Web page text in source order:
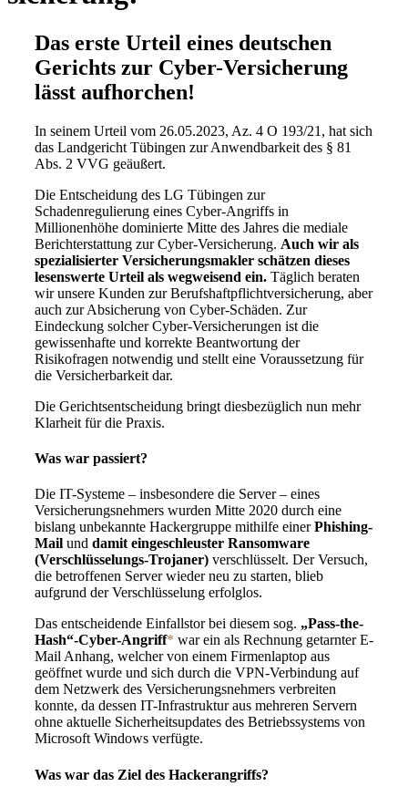
Das erste Urteil eines deutschen
Gerichts zur Cyber-Versicherung
lässt aufhorchen!
In seinem Urteil vom 26.05.2023, Az. 4 O 193/21, hat sich
das Landgericht Tübingen zur Anwendbarkeit des § 81
Abs. 2 VVG geäußert.
Die Entscheidung des LG Tübingen zur
Schadenregulierung eines Cyber-Angriffs in
Millionenhöhe dominierte Mitte des Jahres die mediale
Berichterstattung zur Cyber-Versicherung. Auch wir als
spezialisierter Versicherungsmakler schätzen dieses
lesenswerte Urteil als wegweisend ein.Täglich beraten
wir unsere Kunden zur Berufshaftpflichtversicherung, aber
auch zur Absicherung von Cyber-Schäden. Zur
Eindeckung solcher Cyber-Versicherungen ist die
gewissenhafte und korrekte Beantwortung der
Risikofragen notwendig und stellt eine Voraussetzung für
die Versicherbarkeit dar.
Die Gerichtsentscheidung bringt diesbezüglich nun mehr
Klarheit für die Praxis.
Was war passiert?
Die IT-Systeme – insbesondere die Server – eines
Versicherungsnehmers wurden Mitte 2020 durch eine
bislang unbekannte Hackergruppe mithilfe einerPhishing-
Mailund damit eingeschleuster Ransomware
(Verschlüsselungs-Trojaner)verschlüsselt. Der Versuch,
die betroffenen Server wieder neu zu starten, blieb
aufgrund der Verschlüsselung erfolglos.
Das entscheidende Einfallstor bei diesem sog. „Pass-the-
Hash“-Cyber-Angriff* war ein als Rechnung getarnter E-
Mail Anhang, welcher von einem Firmenlaptop aus
geöffnet wurde und sich durch die VPN-Verbindung auf
dem Netzwerk des Versicherungsnehmers verbreiten
konnte, da dessen IT-Infrastruktur aus mehreren Servern
ohne aktuelle Sicherheitsupdates des Betriebssystems von
Microsoft Windows verfügte.
Was war das Ziel des Hackerangriffs?